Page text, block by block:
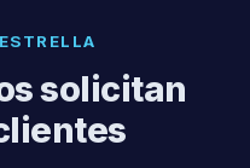
solicitan